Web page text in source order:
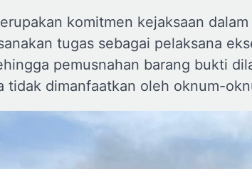
komitmen kejaksaan
tugas sebagai pelaksana
pemusnahan barang bukti
tidak dimanfaatkan oleh oknum-